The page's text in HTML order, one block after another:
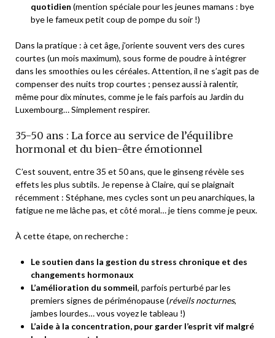
quotidien (mention spéciale pour les jeunes mamans : bye
bye le fameuxpetit coup de pompedu soir !)
Dans la pratique : à cet âge, j’oriente souvent vers des cures
courtes (un mois maximum), sous forme de poudre à intégrer
dans les smoothies ou les céréales. Attention, il ne s’agit pas de
compenser des nuits trop courtes ; pensez aussi à ralentir,
même pour dix minutes, comme je le fais parfois au Jardin du
Luxembourg… Simplement respirer.
35-50 ans : La force au service de l’équilibre
hormonal et du bien-être émotionnel
C’est souvent, entre 35 et 50 ans, que le ginseng révèle ses
effets les plus subtils. Je repense à Claire, qui se plaignait
récemment : Stéphane, mes cycles sont un peu anarchiques, la
fatigue ne me lâche pas, et côté moral… je tiens comme je peux.
À cette étape, on recherche :
Le soutien dans la gestion du stress chronique et des
changements hormonaux
L’amélioration du sommeil, parfois perturbé par les
premiers signes de périménopause (réveils nocturnes,
jambes lourdes… vous voyez le tableau !)
L’aide à la concentration, pour garder l’esprit vif malgré